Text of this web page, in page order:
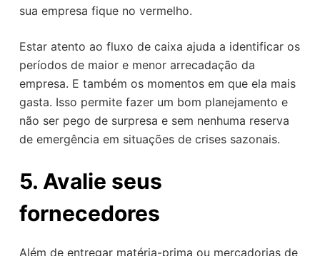
sua empresa fique no vermelho.
Estar atento ao fluxo de caixa ajuda a identificar os
períodos de maior e menor arrecadação da
empresa. E também os momentos em que ela mais
gasta. Isso permite fazer um bom planejamento e
não ser pego de surpresa e sem nenhuma reserva
de emergência em situações de crises sazonais.
5. Avalie seus
fornecedores
Além de entregar matéria-prima ou mercadorias de